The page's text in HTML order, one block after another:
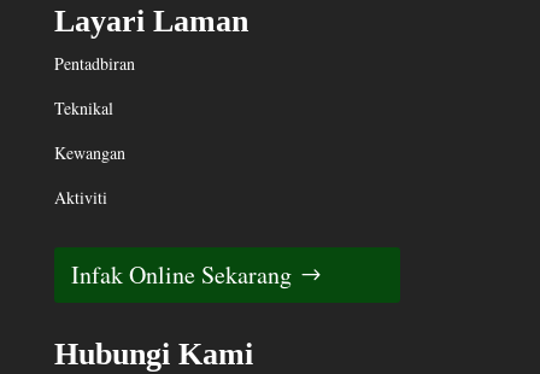
Layari Laman
Pentadbiran
Teknikal
Kewangan
Aktiviti
Infak Online Sekarang
Hubungi Kami